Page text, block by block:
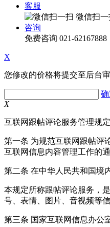
客服
微信扫一
咨询
免费咨询 021-62167888
X
您修改的价格将提交至后台
X
互联网跟帖评论服务管理规定
第一条 为规范互联网跟帖评
互联网信息内容管理工作的
第二条 在中华人民共和国境
本规定所称跟帖评论服务，
号、表情、图片、音视频等信
第三条 国家互联网信息办公